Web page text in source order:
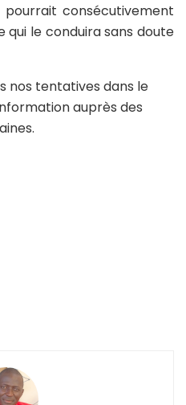
consécutivement
qui le conduira sans doute
nos tentatives dans le
auprès des